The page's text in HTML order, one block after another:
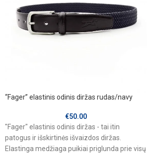
“Fager” elastinis odinis diržas rudas/navy
€50.00
"Fager" elastinis odinis diržas - tai itin
patogus ir išskirtinės išvaizdos diržas.
Elastinga medžiaga puikiai priglunda prie visų